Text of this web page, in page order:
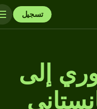
تسجيل
إلى